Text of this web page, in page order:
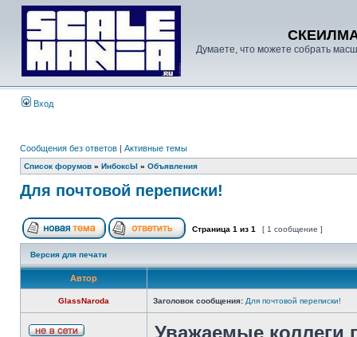
Думаете, что можете собрать
Вход
Сообщения без ответов | Активные темы
Список форумов » ИнбоксЫ » Объявления
Для почтовой переписки!
Страница 1 из 1 [ 1 сообщение ]
Версия для печати
Автор
GlassNaroda Заголовок сообщения: Для почтовой переписки!
Уважаемые коллеги